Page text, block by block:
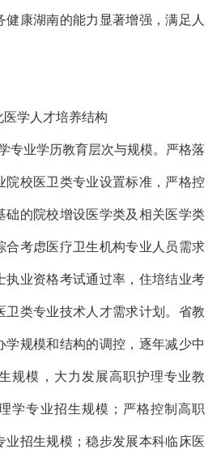
健康湖南的能力显著增强，满足人
医学人才培养结构
专业学历教育层次与规模。严格落
院校医卫类专业设置标准，严格控
础的院校增设医学类及相关医学类
合考虑医疗卫生机构专业人员需求
执业资格考试通过率，住培结业考
卫类专业技术人才需求计划。省教
学规模和结构的调控，逐年减少中
规模，大力发展高职护理专业教
学专业招生规模；严格控制高职
业招生规模；稳步发展本科临床医